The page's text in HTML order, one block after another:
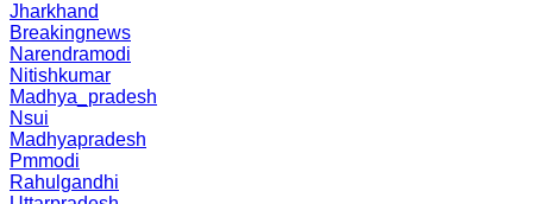
Jharkhand
Breakingnews
Narendramodi
Nitishkumar
Madhya_pradesh
Nsui
Madhyapradesh
Pmmodi
Rahulgandhi